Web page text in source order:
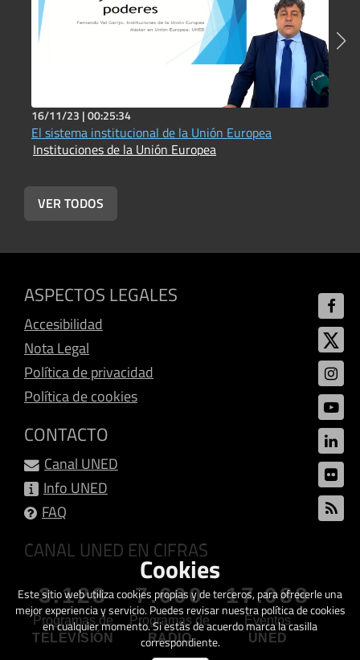
16/11/23 |00:25:34
El sistema institucional de la Unión Europea
Instituciones de la Unión Europea
VER TODOS
ASPECTOS LEGALES
Accesibilidad
Nota Legal
Política de privacidad
Política de cookies
CONTACTO
Canal UNED
Info UNED
FAQ
CANAL UNED EN CIFRAS
3.128
Programas de
TELEVISIÓN
7.600
Programas de
RADIO
17.088
Eventos
UNED
Cookies
Este sitio web utiliza cookies propias y de terceros, para ofrecerle una
mejor experiencia y servicio. Puedes revisar nuestra política de cookies
en cualquier momento. Si estás de acuerdo marca la casilla
correspondiente.